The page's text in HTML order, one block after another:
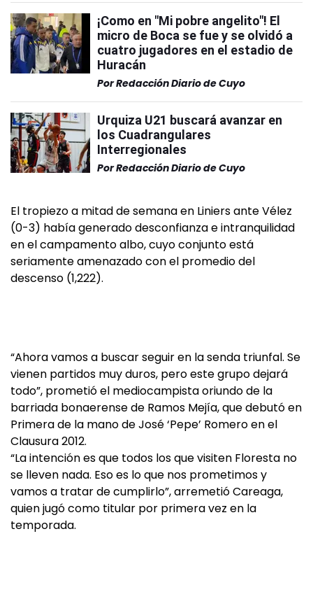
¡Como en "Mi pobre angelito"! El
micro de Boca se fue y se olvidó a
cuatro jugadores en el estadio de
Huracán
PorRedacción Diario de Cuyo
Urquiza U21 buscará avanzar en
los Cuadrangulares
Interregionales
PorRedacción Diario de Cuyo
El tropiezo a mitad de semana en Liniers ante Vélez
(0-3) había generado desconfianza e intranquilidad
en el campamento albo, cuyo conjunto está
seriamente amenazado con el promedio del
descenso (1,222).
“Ahora vamos a buscar seguir en la senda triunfal. Se
vienen partidos muy duros, pero este grupo dejará
todo”, prometió el mediocampista oriundo de la
barriada bonaerense de Ramos Mejía, que debutó en
Primera de la mano de José ‘Pepe’ Romero en el
Clausura 2012.
“La intención es que todos los que visiten Floresta no
se lleven nada. Eso es lo que nos prometimos y
vamos a tratar de cumplirlo”, arremetió Careaga,
quien jugó como titular por primera vez en la
temporada.